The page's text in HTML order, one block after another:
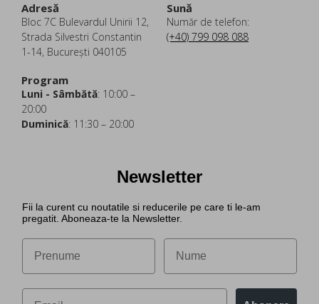
Adresă
Bloc 7C Bulevardul Unirii 12,
Strada Silvestri Constantin
1-14, București 040105
Sună
Număr de telefon:
(+40) 799 098 088
Program
Luni - Sâmbătă: 10:00 –
20:00
Duminică: 11:30 – 20:00
Newsletter
Fii la curent cu noutatile si reducerile pe care ti le-am
pregatit. Aboneaza-te la Newsletter.